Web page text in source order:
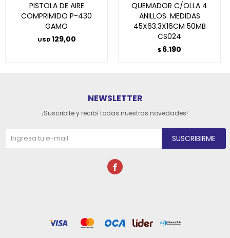
PISTOLA DE AIRE
COMPRIMIDO P-430
GAMO
USD129,00
QUEMADOR C/OLLA 4
ANILLOS. MEDIDAS
45X63.3X16CM 50MB
CS024
$6.190
NEWSLETTER
¡Suscribite y recibí todas nuestras novedades!
SUSCRIBIRME
